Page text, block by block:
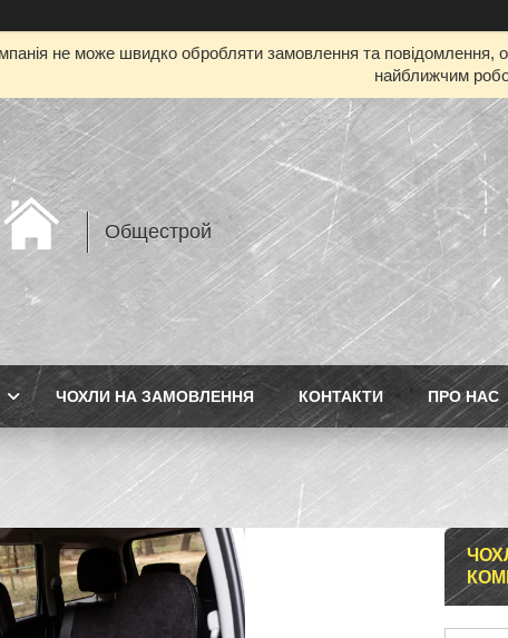
не може швидко обробляти замовлення та повідомлення,
найближчим
Общестрой
ЧОХЛИ НА ЗАМОВЛЕННЯ КОНТАКТИ ПРО НАС